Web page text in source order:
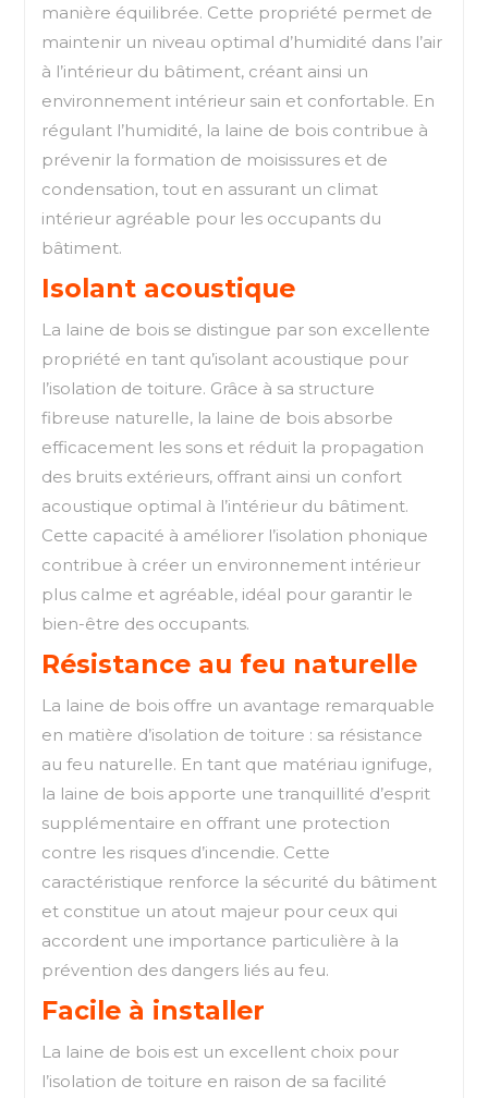
manière équilibrée. Cette propriété permet de
maintenir un niveau optimal d’humidité dans l’air
à l’intérieur du bâtiment, créant ainsi un
environnement intérieur sain et confortable. En
régulant l’humidité, la laine de bois contribue à
prévenir la formation de moisissures et de
condensation, tout en assurant un climat
intérieur agréable pour les occupants du
bâtiment.
Isolant acoustique
La laine de bois se distingue par son excellente
propriété en tant qu’isolant acoustique pour
l’isolation de toiture. Grâce à sa structure
fibreuse naturelle, la laine de bois absorbe
efficacement les sons et réduit la propagation
des bruits extérieurs, offrant ainsi un confort
acoustique optimal à l’intérieur du bâtiment.
Cette capacité à améliorer l’isolation phonique
contribue à créer un environnement intérieur
plus calme et agréable, idéal pour garantir le
bien-être des occupants.
Résistance au feu naturelle
La laine de bois offre un avantage remarquable
en matière d’isolation de toiture : sa résistance
au feu naturelle. En tant que matériau ignifuge,
la laine de bois apporte une tranquillité d’esprit
supplémentaire en offrant une protection
contre les risques d’incendie. Cette
caractéristique renforce la sécurité du bâtiment
et constitue un atout majeur pour ceux qui
accordent une importance particulière à la
prévention des dangers liés au feu.
Facile à installer
La laine de bois est un excellent choix pour
l’isolation de toiture en raison de sa facilité